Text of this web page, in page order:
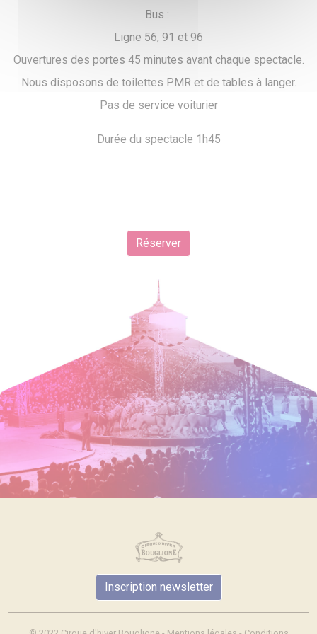
Bus :
Ligne 56, 91 et 96
Ouvertures des portes 45 minutes avant chaque spectacle.
Nous disposons de toilettes PMR et de tables à langer.
Pas de service voiturier
Durée du spectacle 1h45
Réserver
Inscription newsletter